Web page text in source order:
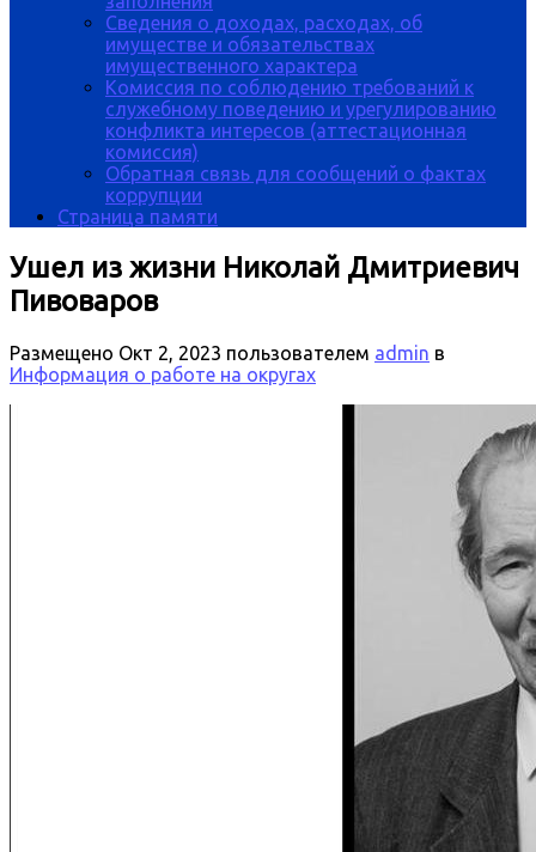
Сведения о доходах, расходах, об
имуществе и обязательствах
имущественного характера
Комиссия по соблюдению требований к
служебному поведению и урегулированию
конфликта интересов (аттестационная
комиссия)
Обратная связь для сообщений о фактах
коррупции
Страница памяти
Ушел из жизни Николай Дмитриевич
Пивоваров
Размещено Окт 2, 2023 пользователем admin в
Информация о работе на округах